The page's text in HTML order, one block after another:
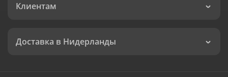
Клиентам
Доставка в Нидерланды